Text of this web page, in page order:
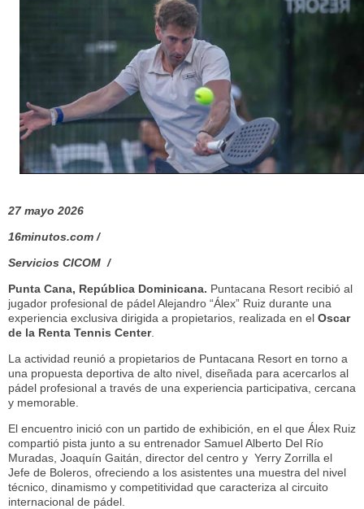
27 mayo 2026
16minutos.com /
Servicios CICOM /
Punta Cana, República Dominicana. Puntacana Resort recibió al
jugador profesional de pádel Alejandro “Álex” Ruiz durante una
experiencia exclusiva dirigida a propietarios, realizada en el Oscar
de la Renta Tennis Center.
La actividad reunió a propietarios de Puntacana Resort en torno a
una propuesta deportiva de alto nivel, diseñada para acercarlos al
pádel profesional a través de una experiencia participativa, cercana
y memorable.
El encuentro inició con un partido de exhibición, en el que Álex Ruiz
compartió pista junto a su entrenador Samuel Alberto Del Río
Muradas, Joaquín Gaitán, director del centro y Yerry Zorrilla el
Jefe de Boleros, ofreciendo a los asistentes una muestra del nivel
técnico, dinamismo y competitividad que caracteriza al circuito
internacional de pádel.